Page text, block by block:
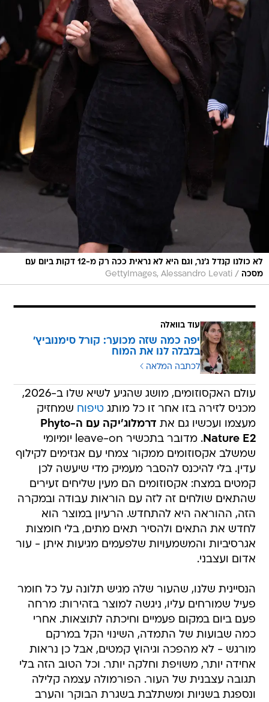
לא כולנו קנדל ג'נר, וגם היא לא נראית ככה רק מ-12 דקות ביום עם
מסכה /
GettyImages, Alessandro Levati
עוד בוואלה
יפה כמה שזה מכוער: קורל סימנוביץ'
בלבלה לנו את המוח
לכתבה המלאה
עולם האקסוזומים, מושג שהגיע לשיא שלו ב-2026,
מכניס לזירה בזו אחר זו כל מותגטיפוח שמחזיק
מעצמו ועכשיו גם את
דרמלוג'יקה עם ה-Phyto
Nature E2
. מדובר בתכשיר leave-on יומיומי
שמשלב אקסוזומים ממקור צמחי עם אנזימים לקילוף
עדין. בלי להיכנס להסבר מעמיק מדי שיעשה לכן
קמטים במצח: אקסוזומים הם מעין שליחים זעירים
שהתאים שולחים זה לזה עם הוראות עבודה ובמקרה
הזה, ההוראה היא להתחדש. הרעיון במוצר הוא
לחדש את התאים ולהסיר תאים מתים, בלי חומצות
אגרסיביות והמשמעויות שלפעמים מגיעות איתן - עור
אדום ועצבני.
הנסיינית שלנו, שהעור שלה מגיש תלונה על כל חומר
פעיל שמורחים עליו, ניגשה למוצר בזהירות: מרחה
פעם ביום במקום פעמיים וחיכתה לתוצאות. אחרי
כמה שבועות של התמדה, השינוי הקל במרקם
מורגש - לא מהפכה וגיהוץ קמטים, אבל כן נראות
אחידה יותר, משויפת וחלקה יותר. וכל הטוב הזה בלי
תגובה עצבנית של העור. הפורמולה עצמה קלילה
ונספגת בשניות ומשתלבת בשגרת הבוקר והערב